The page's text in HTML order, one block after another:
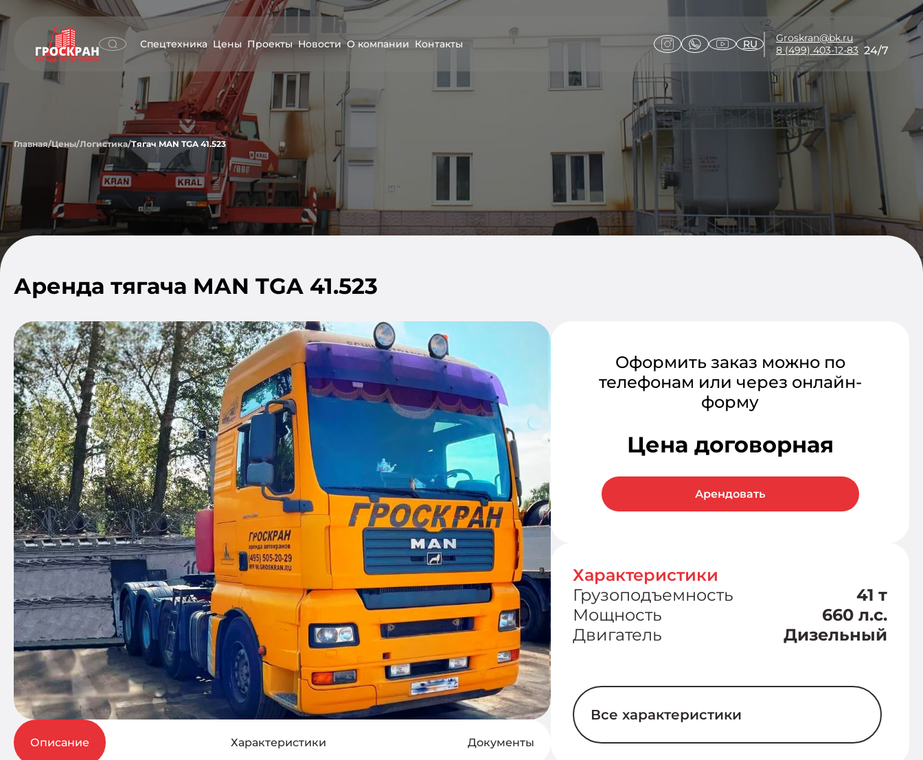
Спецтехника Цены Проекты Новости О компании Контакты RU
Groskran@bk.ru
8 (499) 403-12-83 24/7
Главная/Цены/Логистика/Тягач MAN TGA 41.523
Аренда тягача MAN TGA 41.523
Описание Характеристики Документы
Оформить заказ можно по
телефонам или через онлайн-
форму
Цена договорная
Арендовать
Характеристики
Грузоподъемность
41 т
Мощность
660 л.с.
Двигатель
Дизельный
Все характеристики